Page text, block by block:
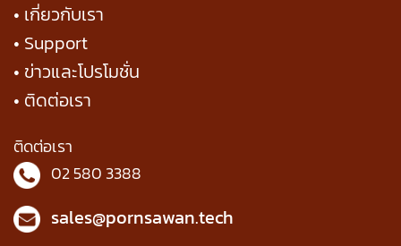
• เกี่ยวกับเรา
• Support
• ข่าวและโปรโมชั่น
• ติดต่อเรา
ติดต่อเรา
02 580 3388
sales@pornsawan.tech